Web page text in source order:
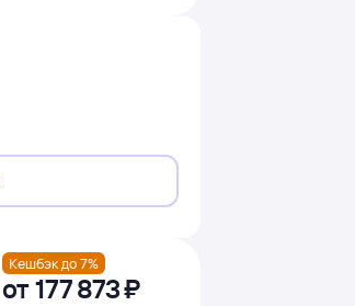
Кешбэк до 7%
от177 ⁠873 ⁠₽